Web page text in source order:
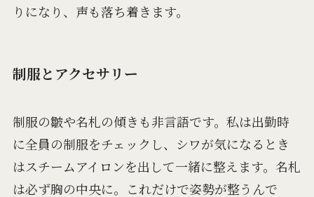
りになり、声も落ち着きます。
制服とアクセサリー
制服の皺や名札の傾きも非言語です。私は出勤時
に全員の制服をチェックし、シワが気になるとき
はスチームアイロンを出して一緒に整えます。名札
は必ず胸の中央に。これだけで姿勢が整うんで